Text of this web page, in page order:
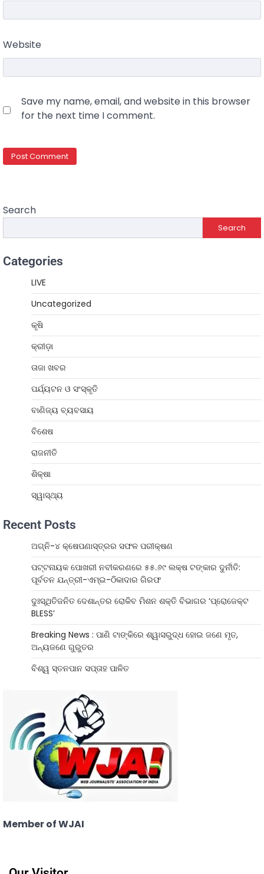
Website
Save my name, email, and website in this browser
for the next time I comment.
Search
Search
Categories
LIVE
Uncategorized
କୃଷି
କ୍ରୀଡ଼ା
ତାଜା ଖବର
ପର୍ଯ୍ୟଟନ ଓ ସଂସ୍କୃତି
ବାଣିଜ୍ୟ ବ୍ୟବସାୟ
ବିଶେଷ
ରାଜନୀତି
ଶିକ୍ଷା
ସ୍ୱାସ୍ଥ୍ୟ
Recent Posts
ଅଗ୍ନି-୪ କ୍ଷେପଣାସ୍ତ୍ରର ସଫଳ ପରୀକ୍ଷଣ
ପଟ୍ଟନାୟକ ପୋଖରୀ ନବୀକରଣରେ ୫୫.୬୯ ଲକ୍ଷ ଟଙ୍କାର ଦୁର୍ନୀତି:
ପୂର୍ବତନ ଯନ୍ତ୍ରୀ-ଏମ୍‌ଇ-ଠିକାଦାର ଗିରଫ
ଦୁଃସ୍ଥିତିଜନିତ ଦେଶାନ୍ତର ରୋକିବ ମିଶନ ଶକ୍ତି ବିଭାଗର ‘ପ୍ରୋଜେକ୍ଟ
BLESS’
Breaking News : ପାଣି ଟାଙ୍କିରେ ଶ୍ୱାସରୁଦ୍ଧ ହୋଇ ଜଣେ ମୃତ,
ଅନ୍ୟଜଣେ ଗୁରୁତର
ବିଶ୍ୱ ସ୍ତନପାନ ସପ୍ତାହ ପାଳିତ
Member of WJAI